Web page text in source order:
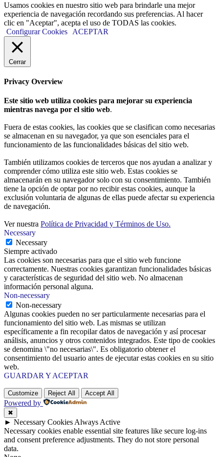
Usamos cookies en nuestro sitio web para brindarle una mejor
experiencia de navegación recordando sus preferencias. Al hacer
clic en "Aceptar", acepta el uso de TODAS las cookies.
Configurar Cookies
ACEPTAR
Cerrar
Privacy Overview
Este sitio web utiliza cookies para mejorar su experiencia
mientras navega por el sitio web.
Fuera de estas cookies, las cookies que se clasifican como necesarias
se almacenan en su navegador, ya que son esenciales para el
funcionamiento de las funcionalidades básicas del sitio web.
También utilizamos cookies de terceros que nos ayudan a analizar y
comprender cómo utiliza este sitio web. Estas cookies se
almacenarán en su navegador solo con su consentimiento. También
tiene la opción de optar por no recibir estas cookies, aunque la
exclusión voluntaria de algunas de ellas puede afectar su experiencia
de navegación.
Ver nuestra Política de Privacidad y Términos de Uso.
Necessary
Necessary
Siempre activado
Las cookies son necesarias para que el sitio web funcione
correctamente. Nuestras cookies garantizan funcionalidades básicas
y características de seguridad del sitio web. No almacenan
información personal alguna.
Non-necessary
Non-necessary
Algunas cookies pueden no ser particularmente necesarias para el
funcionamiento del sitio web. Las mismas se utilizan
específicamente a fin recopilar datos de navegación y así procesar
análisis, anuncios y otros contenidos integrados. Este tipo de cookies
se denomina \"no necesarias\". Es obligatorio obtener el
consentimiento del usuario antes de ejecutar estas cookies en su sitio
web.
GUARDAR Y ACEPTAR
Customize Reject All Accept All
Powered by
✖
► Necessary Cookies Always Active
Necessary cookies enable essential site features like secure log-ins
and consent preference adjustments. They do not store personal
data.